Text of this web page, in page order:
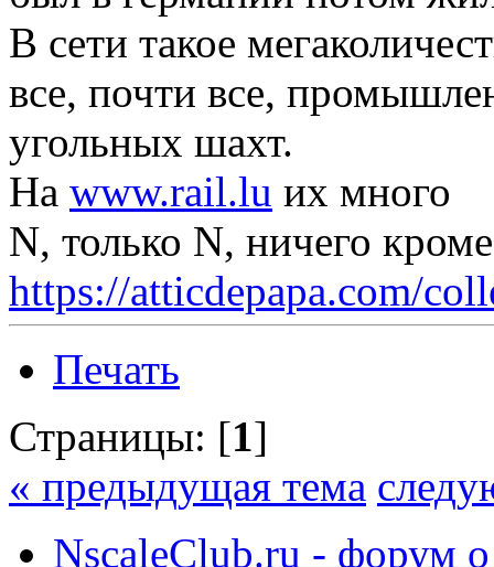
В сети такое
все, почти все,
угольных шахт.
На www.rail.lu их много
N, только N, ничего
https://atticdepapa.com/
Печать
Страницы: [1]
« предыдущая тема
NscaleClub.ru - форум